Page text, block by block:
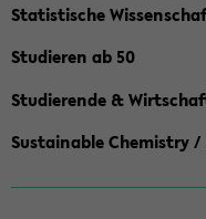
Statistische
Studieren ab 50
Studierende &
Sustainable Chemistry /